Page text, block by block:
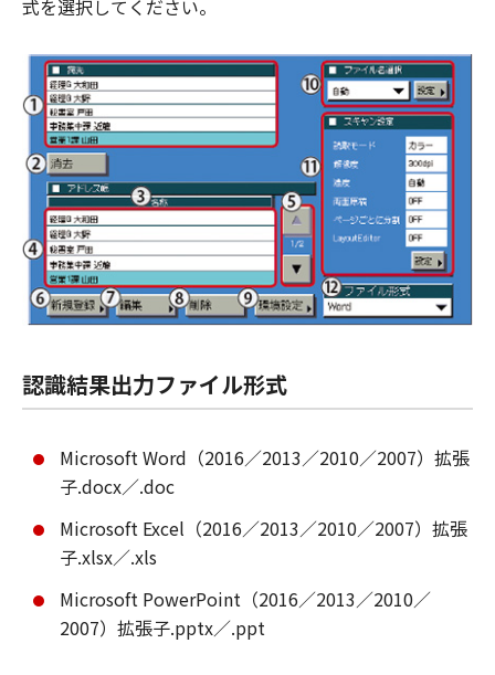
式を選択してください。
認識結果出力ファイル形式
Microsoft Word（2016／2013／2010／2007）拡張
子.docx／.doc
Microsoft Excel（2016／2013／2010／2007）拡張
子.xlsx／.xls
Microsoft PowerPoint（2016／2013／2010／
2007）拡張子.pptx／.ppt